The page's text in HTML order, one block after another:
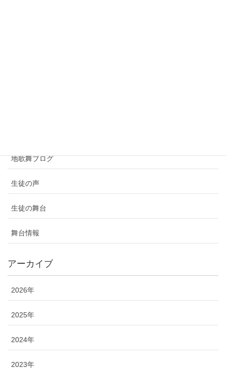
地歌舞ブログ
生徒の声
生徒の舞台
舞台情報
アーカイブ
2026年
2025年
2024年
2023年